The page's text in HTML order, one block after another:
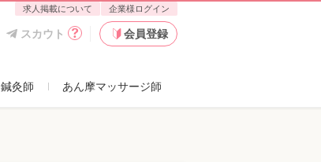
求人掲載について 企業様ログイン
スカウト 会員登録
鍼灸師 あん摩マッサージ師